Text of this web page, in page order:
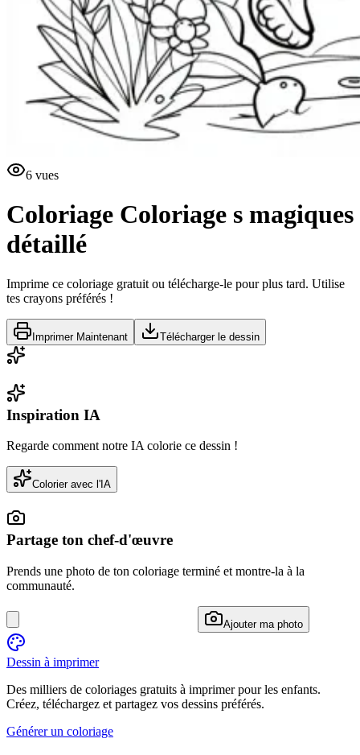
6 vues
Coloriage Coloriage s magiques
détaillé
Imprime ce coloriage gratuit ou télécharge-le pour plus tard. Utilise
tes crayons préférés !
Imprimer Maintenant Télécharger le dessin
Inspiration IA
Regarde comment notre IA colorie ce dessin !
Colorier avec l'IA
Partage ton chef-d'œuvre
Prends une photo de ton coloriage terminé et montre-la à la
communauté.
Ajouter ma photo
Dessin à imprimer
Des milliers de coloriages gratuits à imprimer pour les enfants.
Créez, téléchargez et partagez vos dessins préférés.
Générer un coloriage